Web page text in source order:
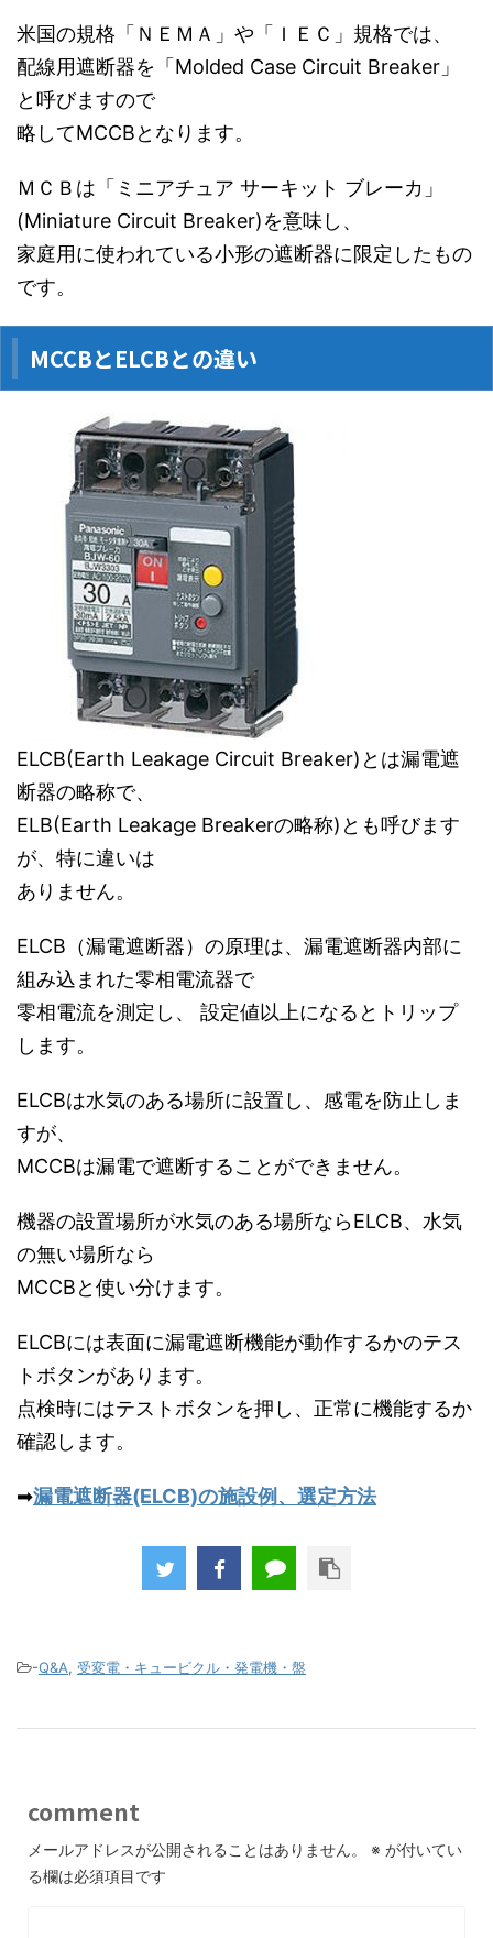
米国の規格「ＮＥＭＡ」や「ＩＥＣ」規格では、
配線用遮断器を「Molded Case Circuit Breaker」
と呼びますので
略してMCCBとなります。
ＭＣＢは「ミニアチュア サーキット ブレーカ」
(Miniature Circuit Breaker)を意味し、
家庭用に使われている小形の遮断器に限定したもの
です。
MCCBとELCBとの違い
ELCB(Earth Leakage Circuit Breaker)とは漏電遮
断器の略称で、
ELB(Earth Leakage Breakerの略称)とも呼びます
が、特に違いは
ありません。
ELCB（漏電遮断器）の原理は、漏電遮断器内部に
組み込まれた零相電流器で
零相電流を測定し、 設定値以上になるとトリップ
します。
ELCBは水気のある場所に設置し、感電を防止しま
すが、
MCCBは漏電で遮断することができません。
機器の設置場所が水気のある場所ならELCB、水気
の無い場所なら
MCCBと使い分けます。
ELCBには表面に漏電遮断機能が動作するかのテス
トボタンがあります。
点検時にはテストボタンを押し、正常に機能するか
確認します。
➡漏電遮断器(ELCB)の施設例、選定方法
-Q&A, 受変電・キュービクル・発電機・盤
comment
メールアドレスが公開されることはありません。 ※ が付いてい
る欄は必須項目です